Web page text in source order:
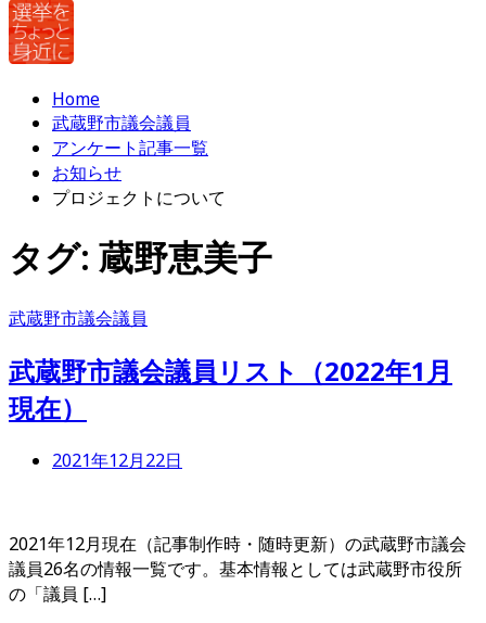
Home
武蔵野市議会議員
アンケート記事一覧
お知らせ
プロジェクトについて
タグ: 蔵野恵美子
武蔵野市議会議員
武蔵野市議会議員リスト（2022年1月
現在）
2021年12月22日
2021年12月現在（記事制作時・随時更新）の武蔵野市議会
議員26名の情報一覧です。基本情報としては武蔵野市役所
の「議員 […]